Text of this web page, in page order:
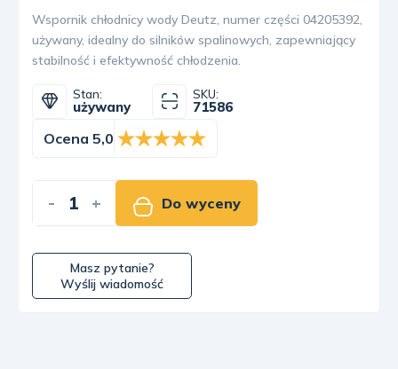
Wspornik chłodnicy wody Deutz, numer części 04205392,
używany, idealny do silników spalinowych, zapewniający
stabilność i efektywność chłodzenia.
Stan:
używany
SKU:
71586
Ocena 5,0
- + Do wyceny
Masz pytanie?
Wyślij wiadomość